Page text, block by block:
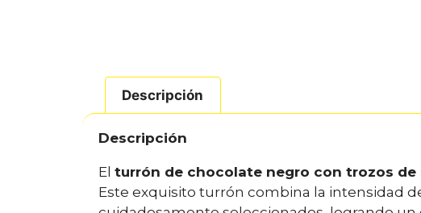
Descripción
Descripción
El turrón de chocolate negro con trozos de
Este exquisito turrón combina la intensidad